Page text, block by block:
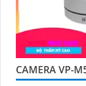
CAMERA VP-